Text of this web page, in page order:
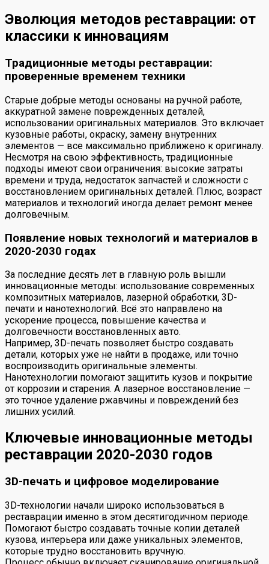
Эволюция методов реставрации: от
классики к инновациям
Традиционные методы реставрации:
проверенные временем техники
Старые добрые методы основаны на ручной работе,
аккуратной замене поврежденных деталей,
использовании оригинальных материалов. Это включает
кузовные работы, окраску, замену внутренних
элементов — все максимально приближено к оригиналу.
Несмотря на свою эффективность, традиционные
подходы имеют свои ограничения: высокие затраты
времени и труда, недостаток запчастей и сложности с
восстановлением оригинальных деталей. Плюс, возраст
материалов и технологий иногда делает ремонт менее
долговечным.
Появление новых технологий и материалов в
2020-2030 годах
За последние десять лет в главную роль вышли
инновационные методы: использование современных
композитных материалов, лазерной обработки, 3D-
печати и нанотехнологий. Всё это направлено на
ускорение процесса, повышение качества и
долговечности восстановленных авто.
Например, 3D-печать позволяет быстро создавать
детали, которых уже не найти в продаже, или точно
воспроизводить оригинальные элементы.
Нанотехнологии помогают защитить кузов и покрытие
от коррозии и старения. А лазерное восстановление —
это точное удаление ржавчины и повреждений без
лишних усилий.
Ключевые инновационные методы
реставрации 2020-2030 годов
3D-печать и цифровое моделирование
3D-технологии начали широко использоваться в
реставрации именно в этом десятигодичном периоде.
Помогают быстро создавать точные копии деталей
кузова, интерьера или даже уникальных элементов,
которые трудно восстановить вручную.